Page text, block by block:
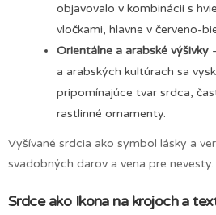
objavovalo v kombinácii s
vločkami, hlavne v červeno-
Orientálne a arabské výšivky
a arabských kultúrach sa
pripomínajúce tvar srdca,
rastlinné ornamenty.
Vyšívané srdcia ako symbol lásky a
svadobných darov a vena pre nevesty.
Srdce ako Ikona na krojoch a